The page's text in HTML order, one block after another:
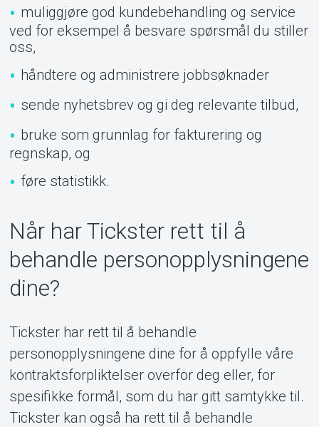
muliggjøre god kundebehandling og service
ved for eksempel å besvare spørsmål du stiller
oss,
håndtere og administrere jobbsøknader
sende nyhetsbrev og gi deg relevante tilbud,
bruke som grunnlag for fakturering og
regnskap, og
føre statistikk.
Når har Tickster rett til å
behandle personopplysningene
dine?
Tickster har rett til å behandle
personopplysningene dine for å oppfylle våre
kontraktsforpliktelser overfor deg eller, for
spesifikke formål, som du har gitt samtykke til.
Tickster kan også ha rett til å behandle